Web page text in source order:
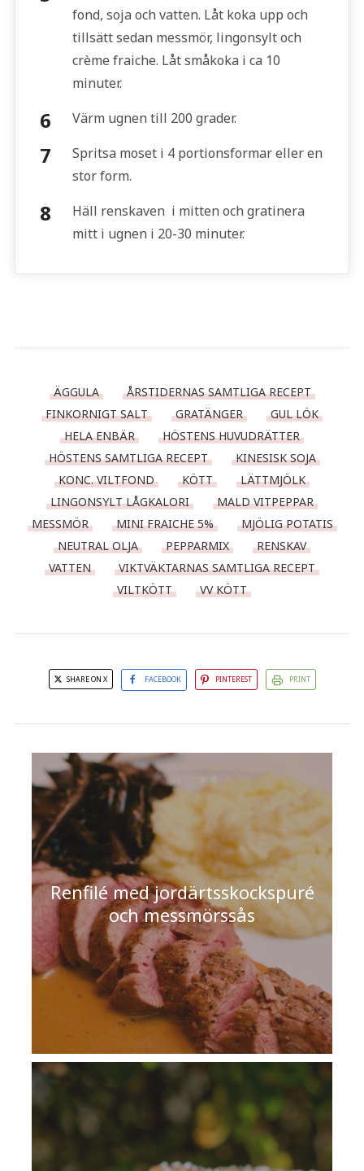
fond, soja och vatten. Låt koka upp och
tillsätt sedan messmör, lingonsylt och
crème fraiche. Låt småkoka i ca 10
minuter.
Värm ugnen till 200 grader.
Spritsa moset i 4 portionsformar eller en
stor form.
Häll renskaven i mitten och gratinera
mitt i ugnen i 20-30 minuter.
ÄGGULA
ÅRSTIDERNAS SAMTLIGA RECEPT
FINKORNIGT SALT
GRATÄNGER
GUL LÖK
HELA ENBÄR
HÖSTENS HUVUDRÄTTER
HÖSTENS SAMTLIGA RECEPT
KINESISK SOJA
KONC. VILTFOND
KÖTT
LÄTTMJÖLK
LINGONSYLT LÅGKALORI
MALD VITPEPPAR
MESSMÖR
MINI FRAICHE 5%
MJÖLIG POTATIS
NEUTRAL OLJA
PEPPARMIX
RENSKAV
VATTEN
VIKTVÄKTARNAS SAMTLIGA RECEPT
VILTKÖTT
VV KÖTT
SHARE ON X FACEBOOK PINTEREST PRINT
Renfilé med jordärtsskockspuré
och messmörssås